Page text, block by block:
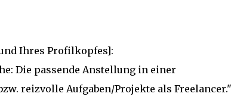
Ihres Profilkopfes]:
Die passende Anstellung in einer
reizvolle Aufgaben/Projekte als Freelancer."